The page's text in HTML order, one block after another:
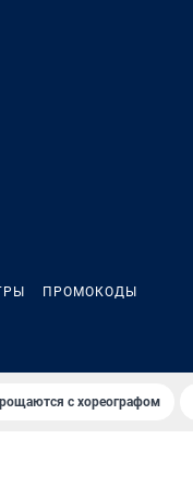
ПРОМОКОДЫ
с хореографом